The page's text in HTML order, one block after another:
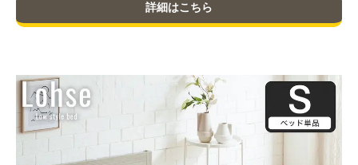
詳細はこちら